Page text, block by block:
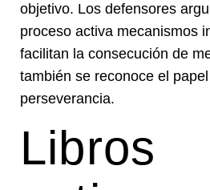
objetivo. Los defensores
proceso activa mecanismos
facilitan la consecución de
también se reconoce el
perseverancia.
Libros